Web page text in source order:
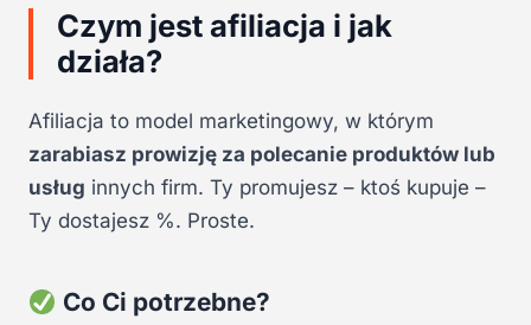
Czym jest afiliacja i jak
działa?
Afiliacja to model marketingowy, w którym
zarabiasz prowizję za polecanie produktów lub
usług innych firm. Ty promujesz – ktoś kupuje –
Ty dostajesz %. Proste.
Co Ci potrzebne?